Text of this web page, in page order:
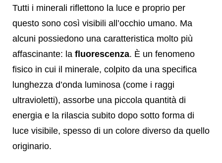
Tutti i minerali riflettono la luce e proprio per
questo sono così visibili all’occhio umano. Ma
alcuni possiedono una caratteristica molto più
affascinante: la fluorescenza. È un fenomeno
fisico in cui il minerale, colpito da una specifica
lunghezza d’onda luminosa (come i raggi
ultravioletti), assorbe una piccola quantità di
energia e la rilascia subito dopo sotto forma di
luce visibile, spesso di un colore diverso da quello
originario.